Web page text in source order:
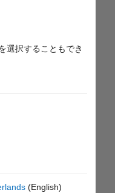
選択することもでき
(English)